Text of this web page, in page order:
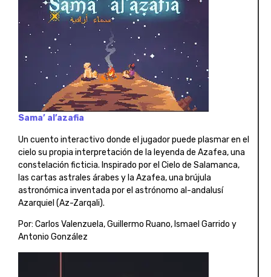
Sama’ al’azafia
Un cuento interactivo donde el jugador puede plasmar en el
cielo su propia interpretación de la leyenda de Azafea, una
constelación ficticia. Inspirado por el Cielo de Salamanca,
las cartas astrales árabes y la Azafea, una brújula
astronómica inventada por el astrónomo al-andalusí
Azarquiel (Az-Zarqali).
Por: Carlos Valenzuela, Guillermo Ruano, Ismael Garrido y
Antonio González